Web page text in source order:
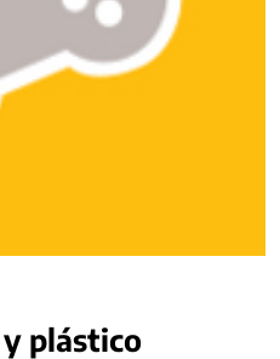
plástico